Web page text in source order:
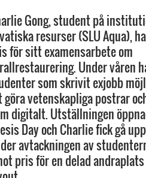
Gong, student på
resurser (SLU Aqua),
för sitt examensarbete om
Under våren
som skrivit exjobb
göra vetenskapliga postrar
digitalt. Utställningen
Day och Charlie fick gå
avtackningen av
pris för en delad